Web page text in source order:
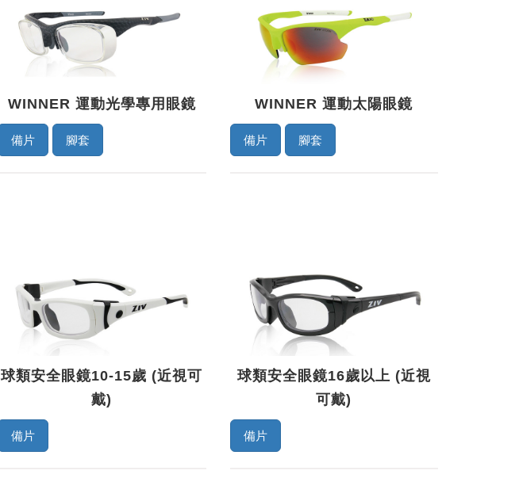
WINNER 運動光學專用眼鏡
備片 腳套
WINNER 運動太陽眼鏡
備片 腳套
球類安全眼鏡10-15歲 (近視可
戴)
備片
球類安全眼鏡16歲以上 (近視
可戴)
備片